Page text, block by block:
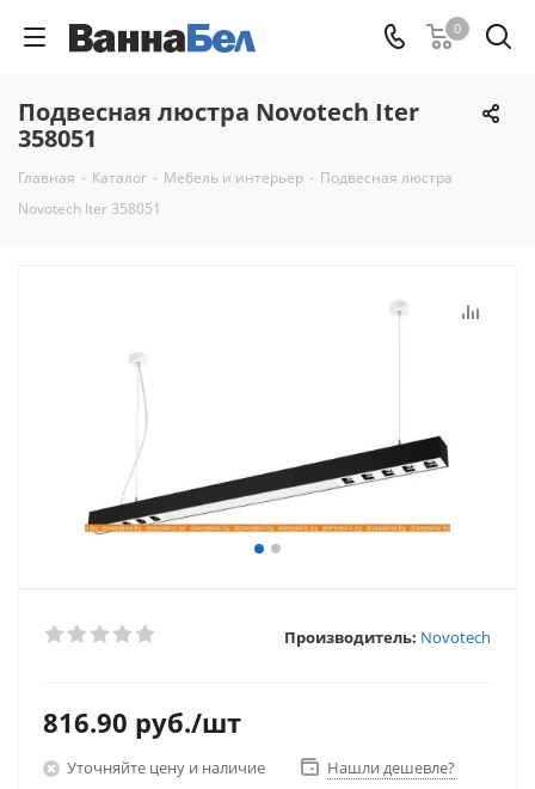
0
Подвесная люстра Novotech Iter
358051
Главная - Каталог - Мебель и интерьер - Подвесная люстра
Novotech Iter 358051
Производитель: Novotech
816.90 руб./шт
Уточняйте цену и наличие Нашли дешевле?